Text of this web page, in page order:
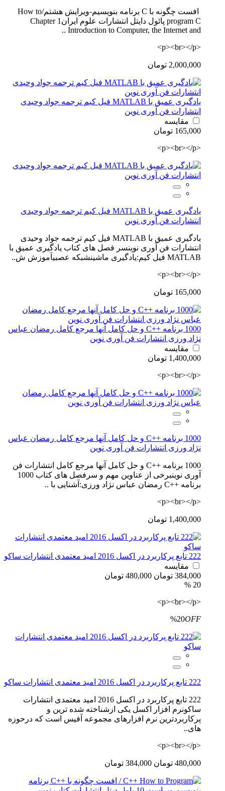
افست چگونه با C برنامه بنویسیم-ویرایش هشتم/How to
program C پائول دایتل انتشارات علوم ایرانChapter 1
Introduction to Computer, the Internet and ..
<p><br></p>
2,000,000 تومان
یادگیری عمیق با MATLAB فیل کیم ترجمه جواد وحیدی
انتشارات فن آوری نوین
مقایسه
165,000 تومان
<p><br></p>
یادگیری عمیق با MATLAB فیل کیم ترجمه جواد وحیدی
انتشارات فن آوری نوین
یادگیری عمیق با MATLAB فیل کیم ترجمه جواد وحیدی
انتشارات فن آوری نوینسر فصل های کتاب یادگیری عمیق با
MATLAB فیل کیم:یادگیری ماشینشبکه عصبیآموزش ش..
<p><br></p>
165,000 تومان
1000 برنامه ++C و حل کامل آنها مرجع کامل رمضان عباس
نژاد ورزی انتشارات فن آوری نوین
مقایسه
1,400,000 تومان
<p><br></p>
1000 برنامه ++C و حل کامل آنها مرجع کامل رمضان عباس
نژاد ورزی انتشارات فن آوری نوین
1000 برنامه ++C و حل کامل آنها مرجع کامل انتشارات فن
آوری نوینبرخی از عناوین مهم و سرفصل های کتاب 1000
برنامه ++C رمضان عباس نژاد ورزی:آشنایی با ..
<p><br></p>
1,400,000 تومان
222 تابع پرکاربرد در اکسل 2016 امید معتمدی انتشارات ساکو
مقایسه
384,000 تومان
480,000 تومان
20 %
<p><br></p>
%20OFF
222 تابع پرکاربرد در اکسل 2016 امید معتمدی انتشارات ساکو
222 تابع پرکاربرد در اکسل 2016 امید معتمدی انتشارات
ساکونرم افزار اکسل یکی ازشناخته شده ترین و
پرکاربردترین نرم افزارهای مجموعه آفیس است که درحوزه
های..
<p><br></p>
480,000 تومان 384,000 تومان